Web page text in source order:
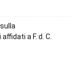
a F. d. C.